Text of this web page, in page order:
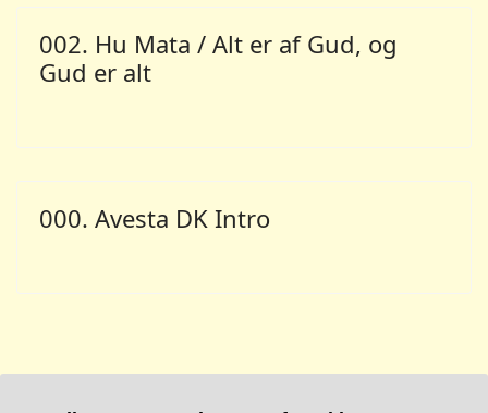
002. Hu Mata / Alt er af Gud, og
Gud er alt
000. Avesta DK Intro